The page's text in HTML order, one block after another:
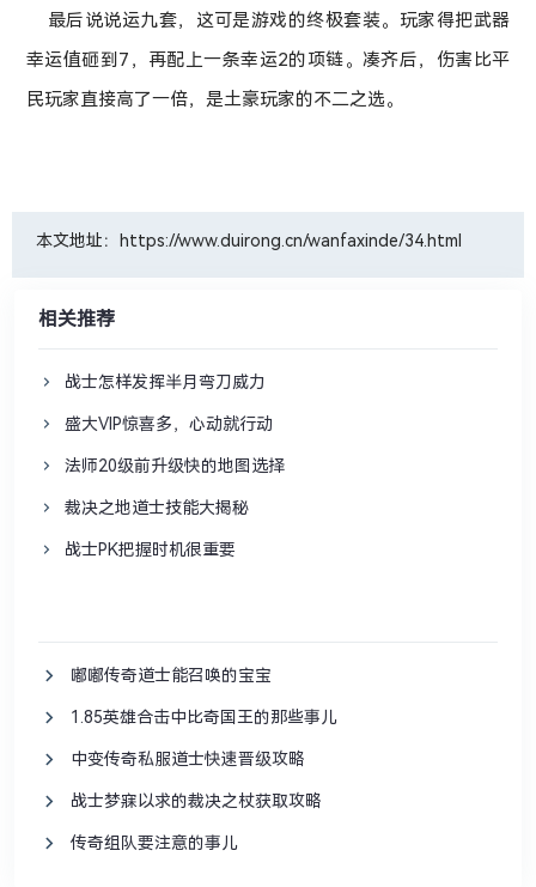
最后说说运九套，这可是游戏的终极套装。玩家得把武器
幸运值砸到7，再配上一条幸运2的项链。凑齐后，伤害比平
民玩家直接高了一倍，是土豪玩家的不二之选。
本文地址：https://www.duirong.cn/wanfaxinde/34.html
相关推荐
战士怎样发挥半月弯刀威力
盛大VIP惊喜多，心动就行动
法师20级前升级快的地图选择
裁决之地道士技能大揭秘
战士PK把握时机很重要
嘟嘟传奇道士能召唤的宝宝
1.85英雄合击中比奇国王的那些事儿
中变传奇私服道士快速晋级攻略
战士梦寐以求的裁决之杖获取攻略
传奇组队要注意的事儿